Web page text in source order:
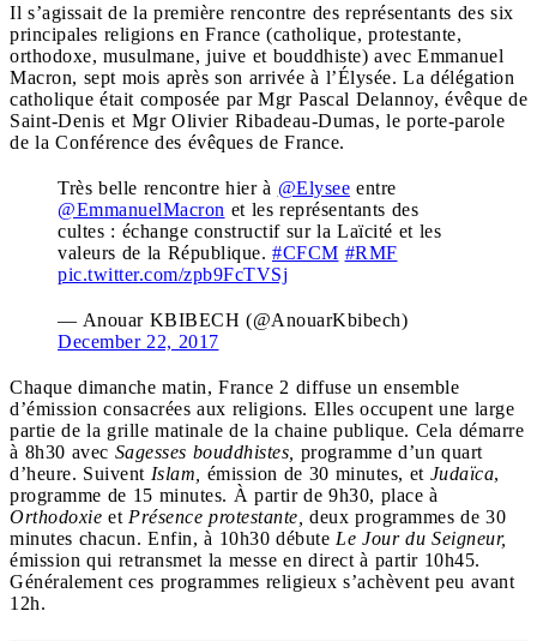
Il s’agissait de la première rencontre des représentants des six
principales religions en France (catholique, protestante,
orthodoxe, musulmane, juive et bouddhiste) avec Emmanuel
Macron, sept mois après son arrivée à l’Élysée. La délégation
catholique était composée par Mgr Pascal Delannoy, évêque de
Saint-Denis et Mgr Olivier Ribadeau-Dumas, le porte-parole
de la Conférence des évêques de France.
Très belle rencontre hier à @Elysee entre
@EmmanuelMacron et les représentants des
cultes : échange constructif sur la Laïcité et les
valeurs de la République. #CFCM #RMF
pic.twitter.com/zpb9FcTVSj
— Anouar KBIBECH (@AnouarKbibech)
December 22, 2017
Chaque dimanche matin, France 2 diffuse un ensemble
d’émission consacrées aux religions. Elles occupent une large
partie de la grille matinale de la chaine publique. Cela démarre
à 8h30 avec Sagesses bouddhistes, programme d’un quart
d’heure. Suivent Islam, émission de 30 minutes, et Judaïca,
programme de 15 minutes. À partir de 9h30, place à
Orthodoxie et Présence protestante, deux programmes de 30
minutes chacun. Enfin, à 10h30 débute Le Jour du Seigneur,
émission qui retransmet la messe en direct à partir 10h45.
Généralement ces programmes religieux s’achèvent peu avant
12h.